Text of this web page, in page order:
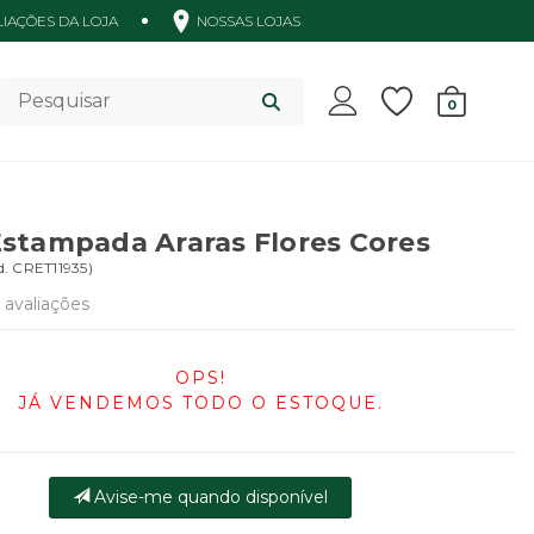
DA LOJA NOSSAS LOJAS
Acessórios 0
Araras Flores Cores
CRET11935)
avaliações
OPS!
JÁ VENDEMOS TODO O ESTOQUE.
Avise-me quando disponível